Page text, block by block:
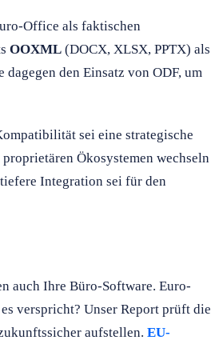
Office als faktischen
OOXML (DOCX, XLSX, PPTX) als
den Einsatz von ODF, um
sei eine strategische
Ökosystemen wechseln
Integration sei für den
auch Ihre Büro-Software. Euro-
verspricht? Unser Report prüft die
aufstellen. EU-